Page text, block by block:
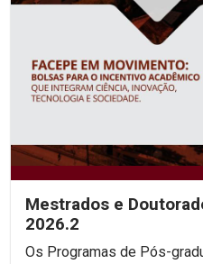
Mestrados e
2026.2
Os Programas de Pós-